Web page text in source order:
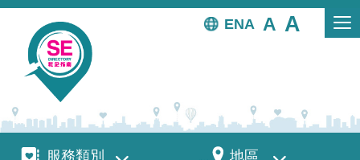
移至主內容
EN
服務類別服務類別 地區 地區